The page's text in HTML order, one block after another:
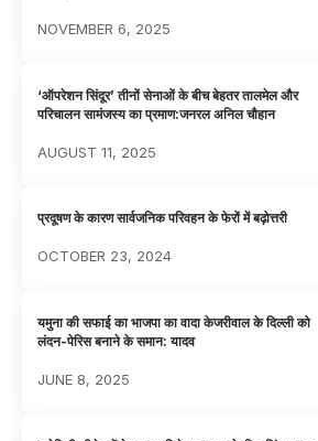
NOVEMBER 6, 2025
‘ऑपरेशन सिंदूर’ तीनों सेनाओं के बीच बेहतर तालमेल और
परिचालन सामंजस्य का प्रमाण:जनरल अनिल चौहान
AUGUST 11, 2025
प्रदूषण के कारण सार्वजनिक परिवहन के फेरों में बढ़ोत्तरी
OCTOBER 23, 2024
यमुना की सफाई का भाजपा का वादा केजरीवाल के दिल्ली को
लंदन-पेरिस बनाने के समान: यादव
JUNE 8, 2025